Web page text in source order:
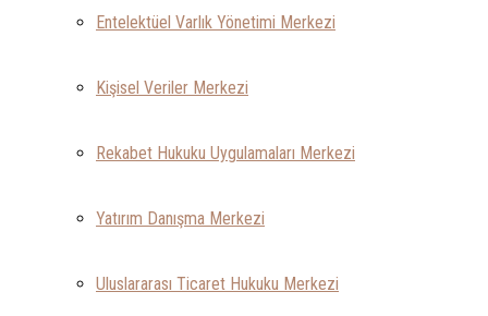
Entelektüel Varlık Yönetimi Merkezi
Kişisel Veriler Merkezi
Rekabet Hukuku Uygulamaları Merkezi
Yatırım Danışma Merkezi
Uluslararası Ticaret Hukuku Merkezi